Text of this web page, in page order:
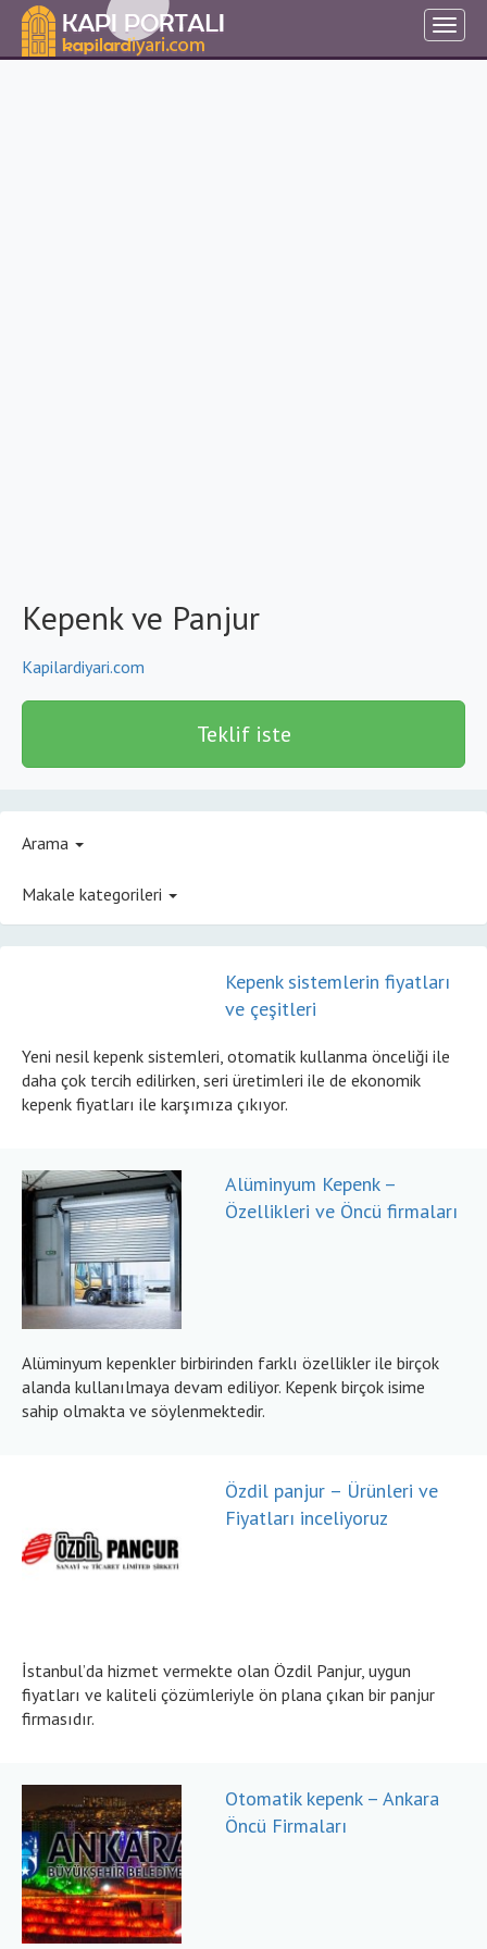
Kepenk ve Panjur
Kapilardiyari.com
Teklif iste
Arama
Makale kategorileri
Kepenk sistemlerin fiyatları
ve çeşitleri
Yeni nesil kepenk sistemleri, otomatik kullanma önceliği ile
daha çok tercih edilirken, seri üretimleri ile de ekonomik
kepenk fiyatları ile karşımıza çıkıyor.
Alüminyum Kepenk –
Özellikleri ve Öncü firmaları
Alüminyum kepenkler birbirinden farklı özellikler ile birçok
alanda kullanılmaya devam ediliyor. Kepenk birçok isime
sahip olmakta ve söylenmektedir.
Özdil panjur – Ürünleri ve
Fiyatları inceliyoruz
İstanbul’da hizmet vermekte olan Özdil Panjur, uygun
fiyatları ve kaliteli çözümleriyle ön plana çıkan bir panjur
firmasıdır.
Otomatik kepenk – Ankara
Öncü Firmaları